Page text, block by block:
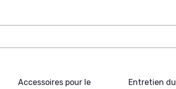
Accessoires pour le
Entretien du